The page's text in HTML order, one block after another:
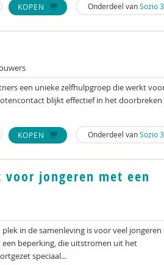
KOPEN Onderdeel vanSozio
een unieke zelfhulpgroep die werkt
blijkt effectief in het doorbreken
KOPEN Onderdeel vanSozio
jongeren met een
in de samenleving is voor veel
beperking, die uitstromen uit het
speciaal...